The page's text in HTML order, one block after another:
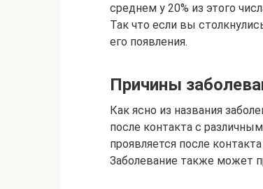
среднем у 20% из этого
Так что если вы
его появления.
Причины
Как ясно из названия
после контакта с
проявляется после
Заболевание также может